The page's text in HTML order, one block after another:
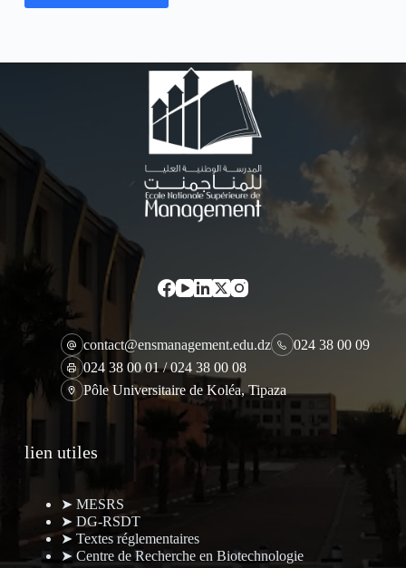
contact@ensmanagement.edu.dz
024 38 00 09
024 38 00 01 / 024 38 00 08
Pôle Universitaire de Koléa, Tipaza
lien utiles
➤ MESRS
➤ DG-RSDT
➤ Textes réglementaires
➤ Centre de Recherche en Biotechnologie